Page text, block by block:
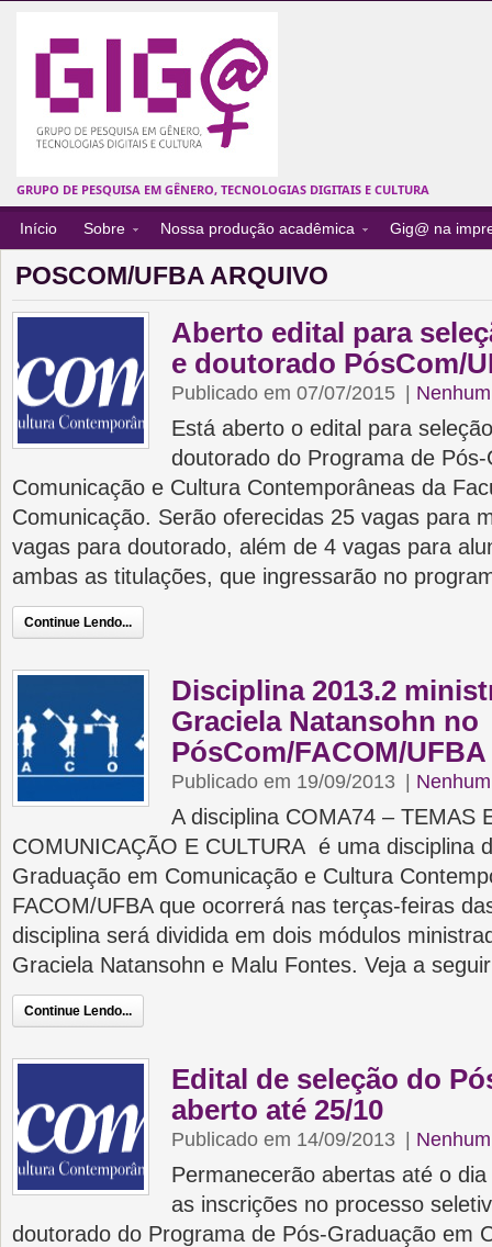
GRUPO DE PESQUISA EM GÊNERO, TECNOLOGIAS DIGITAIS E CULTURA
Início Sobre Nossa produção acadêmica Gig@ na
POSCOM/UFBA ARQUIVO
Aberto edital para
e doutorado PósCom/
Publicado em 07/07/2015
Está aberto o edital para
doutorado do Programa de
Comunicação e Cultura Contemporâneas da
Comunicação. Serão oferecidas 25 vagas para
vagas para doutorado, além de 4 vagas para
ambas as titulações, que ingressarão no
Continue Lendo...
Disciplina 2013.2
Graciela Natansohn no
PósCom/FACOM/UFBA
Publicado em 19/09/2013
A disciplina COMA74 – TEMAS
COMUNICAÇÃO E CULTURA é uma disciplina
Graduação em Comunicação e Cultura
FACOM/UFBA que ocorrerá nas terças-feiras
disciplina será dividida em dois módulos
Graciela Natansohn e Malu Fontes. Veja a
Continue Lendo...
Edital de seleção do
aberto até 25/10
Publicado em 14/09/2013
Permanecerão abertas até o
as inscrições no processo
doutorado do Programa de Pós-Graduação em